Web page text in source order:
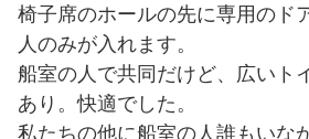
椅子席のホールの先に専用のド
人のみが入れます。
船室の人で共同だけど、広いト
あり。快適でした。
私たちの他に船室の人誰もいな